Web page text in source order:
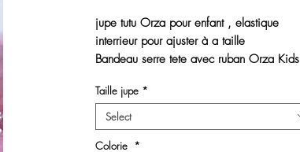
jupe tutu Orza pour enfant , elastique
interrieur pour ajuster à a taille
Bandeau serre tete avec ruban Orza Kids
Taille jupe *
Select
Colorie *